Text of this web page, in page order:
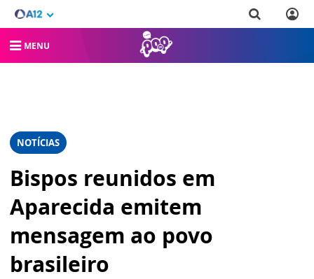
MENU
NOTÍCIAS
Bispos reunidos em
Aparecida emitem
mensagem ao povo
brasileiro